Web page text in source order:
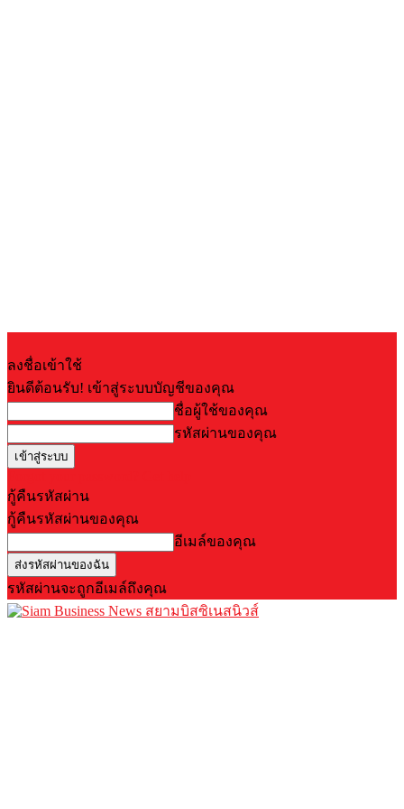
ลงชื่อเข้าใช้
ยินดีต้อนรับ! เข้าสู่ระบบบัญชีของคุณ
ชื่อผู้ใช้ของคุณ
รหัสผ่านของคุณ
กู้คืนรหัสผ่าน
กู้คืนรหัสผ่านของคุณ
อีเมล์ของคุณ
รหัสผ่านจะถูกอีเมล์ถึงคุณ
สยามบิสซิเนสนิวส์